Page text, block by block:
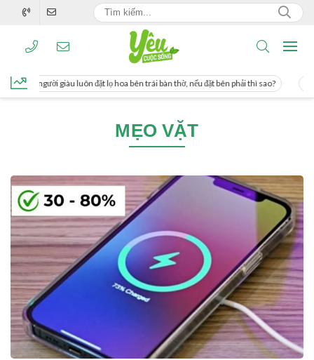
người giàu luôn đặt lọ hoa bên trái bàn thờ, nếu đặt bên phải thì sao?
MẸO VẶT